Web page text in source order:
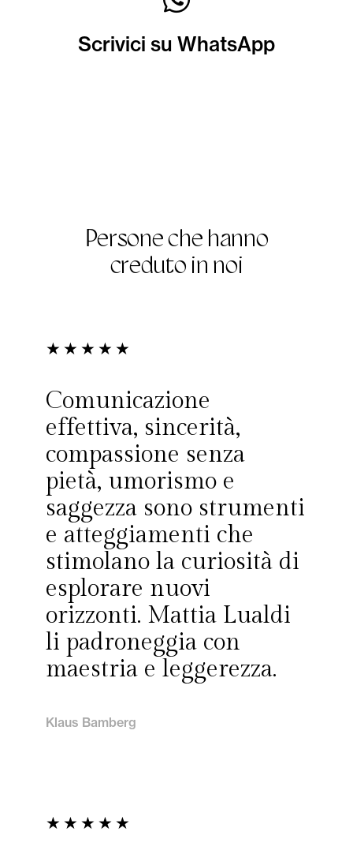
Scrivici su WhatsApp
Persone che hanno
creduto in noi
★ ★ ★ ★ ★
Comunicazione
effettiva, sincerità,
compassione senza
pietà, umorismo e
saggezza sono strumenti
e atteggiamenti che
stimolano la curiosità di
esplorare nuovi
orizzonti. Mattia Lualdi
li padroneggia con
maestria e leggerezza.
Klaus Bamberg
★ ★ ★ ★ ★